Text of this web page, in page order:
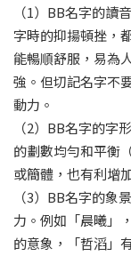
（1）BB名字的讀
字時的抑揚頓挫，
能暢順舒服，易為
強。但切記名字不
動力。
（2）BB名字的字
的劃數均勻和平衡
或簡體，也有利增
（3）BB名字的象
力。例如「晨曦」
的意象，「哲滔」